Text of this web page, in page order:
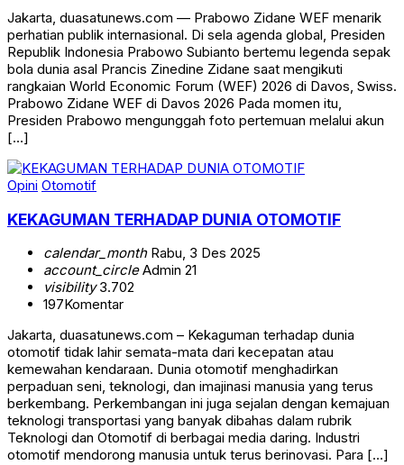
Jakarta, duasatunews.com — Prabowo Zidane WEF menarik
perhatian publik internasional. Di sela agenda global, Presiden
Republik Indonesia Prabowo Subianto bertemu legenda sepak
bola dunia asal Prancis Zinedine Zidane saat mengikuti
rangkaian World Economic Forum (WEF) 2026 di Davos, Swiss.
Prabowo Zidane WEF di Davos 2026 Pada momen itu,
Presiden Prabowo mengunggah foto pertemuan melalui akun
[…]
Opini Otomotif
KEKAGUMAN TERHADAP DUNIA OTOMOTIF
calendar_monthRabu, 3 Des 2025
account_circleAdmin 21
visibility3.702
197Komentar
Jakarta, duasatunews.com – Kekaguman terhadap dunia
otomotif tidak lahir semata-mata dari kecepatan atau
kemewahan kendaraan. Dunia otomotif menghadirkan
perpaduan seni, teknologi, dan imajinasi manusia yang terus
berkembang. Perkembangan ini juga sejalan dengan kemajuan
teknologi transportasi yang banyak dibahas dalam rubrik
Teknologi dan Otomotif di berbagai media daring. Industri
otomotif mendorong manusia untuk terus berinovasi. Para […]